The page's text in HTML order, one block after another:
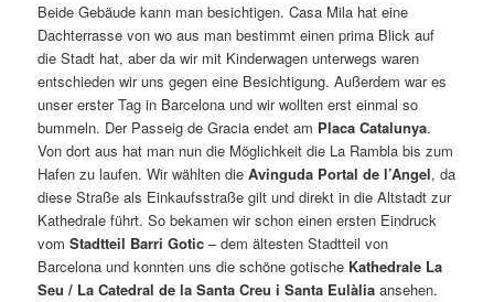
Beide Gebäude kann man besichtigen. Casa Mila hat eine
Dachterrasse von wo aus man bestimmt einen prima Blick auf
die Stadt hat, aber da wir mit Kinderwagen unterwegs waren
entschieden wir uns gegen eine Besichtigung. Außerdem war es
unser erster Tag in Barcelona und wir wollten erst einmal so
bummeln. Der Passeig de Gracia endet am Placa Catalunya.
Von dort aus hat man nun die Möglichkeit die La Rambla bis zum
Hafen zu laufen. Wir wählten dieAvinguda Portal de l’Angel, da
diese Straße als Einkaufsstraße gilt und direkt in die Altstadt zur
Kathedrale führt. So bekamen wir schon einen ersten Eindruck
vomStadtteil Barri Gotic – dem ältesten Stadtteil von
Barcelona und konnten uns die schöne gotische Kathedrale La
Seu / La Catedral de la Santa Creu i Santa Eulàlia ansehen.